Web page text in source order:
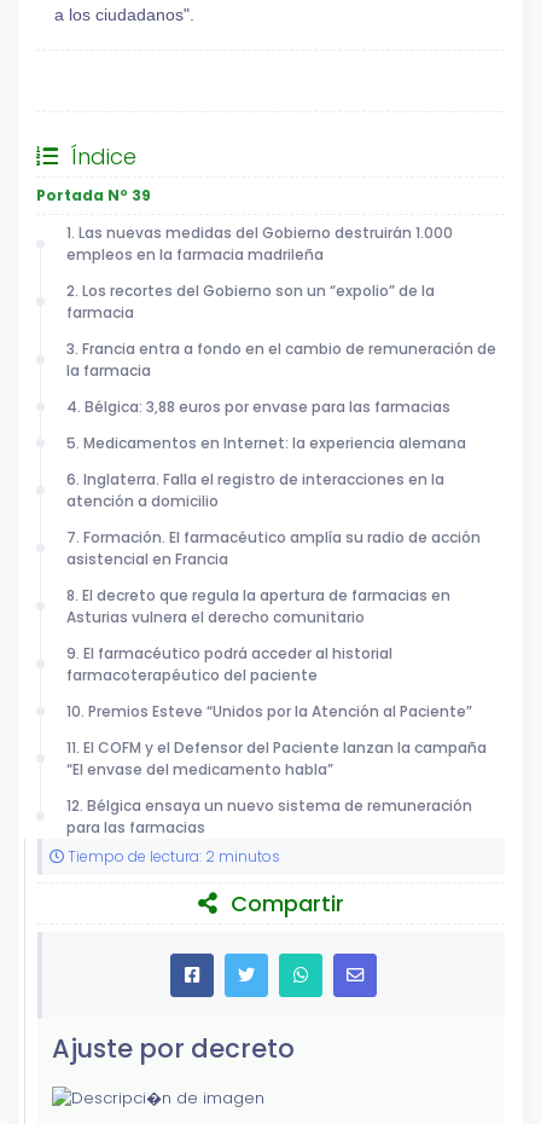
a los ciudadanos".
Índice
Portada Nº 39
1. Las nuevas medidas del Gobierno destruirán 1.000
empleos en la farmacia madrileña
2. Los recortes del Gobierno son un “expolio” de la
farmacia
3. Francia entra a fondo en el cambio de remuneración de
la farmacia
4. Bélgica: 3,88 euros por envase para las farmacias
5. Medicamentos en Internet: la experiencia alemana
6. Inglaterra. Falla el registro de interacciones en la
atención a domicilio
7. Formación. El farmacéutico amplía su radio de acción
asistencial en Francia
8. El decreto que regula la apertura de farmacias en
Asturias vulnera el derecho comunitario
9. El farmacéutico podrá acceder al historial
farmacoterapéutico del paciente
10. Premios Esteve “Unidos por la Atención al Paciente”
11. El COFM y el Defensor del Paciente lanzan la campaña
“El envase del medicamento habla”
12. Bélgica ensaya un nuevo sistema de remuneración
para las farmacias
Tiempo de lectura: 2 minutos
Compartir
Ajuste por decreto